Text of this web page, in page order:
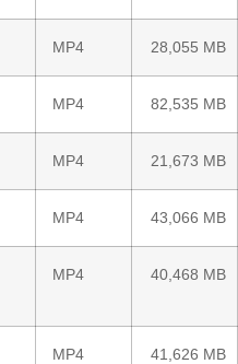
MP4 28,055 MB
MP4 82,535 MB
MP4 21,673 MB
MP4 43,066 MB
MP4 40,468 MB
MP4 41,626 MB